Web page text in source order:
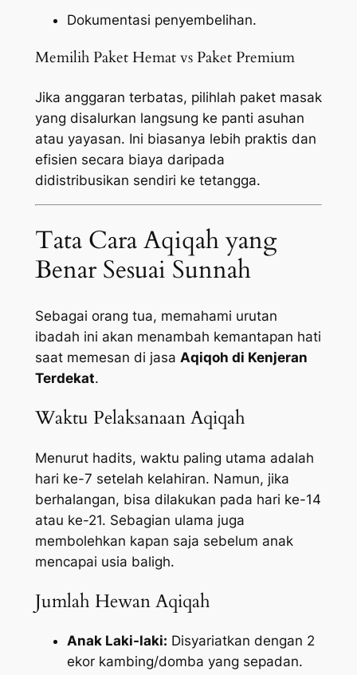
Dokumentasi penyembelihan.
Memilih Paket Hemat vs Paket Premium
Jika anggaran terbatas, pilihlah paket masak
yang disalurkan langsung ke panti asuhan
atau yayasan. Ini biasanya lebih praktis dan
efisien secara biaya daripada
didistribusikan sendiri ke tetangga.
Tata Cara Aqiqah yang
Benar Sesuai Sunnah
Sebagai orang tua, memahami urutan
ibadah ini akan menambah kemantapan hati
saat memesan di jasa Aqiqoh di Kenjeran
Terdekat.
Waktu Pelaksanaan Aqiqah
Menurut hadits, waktu paling utama adalah
hari ke-7 setelah kelahiran. Namun, jika
berhalangan, bisa dilakukan pada hari ke-14
atau ke-21. Sebagian ulama juga
membolehkan kapan saja sebelum anak
mencapai usia baligh.
Jumlah Hewan Aqiqah
Anak Laki-laki: Disyariatkan dengan 2
ekor kambing/domba yang sepadan.